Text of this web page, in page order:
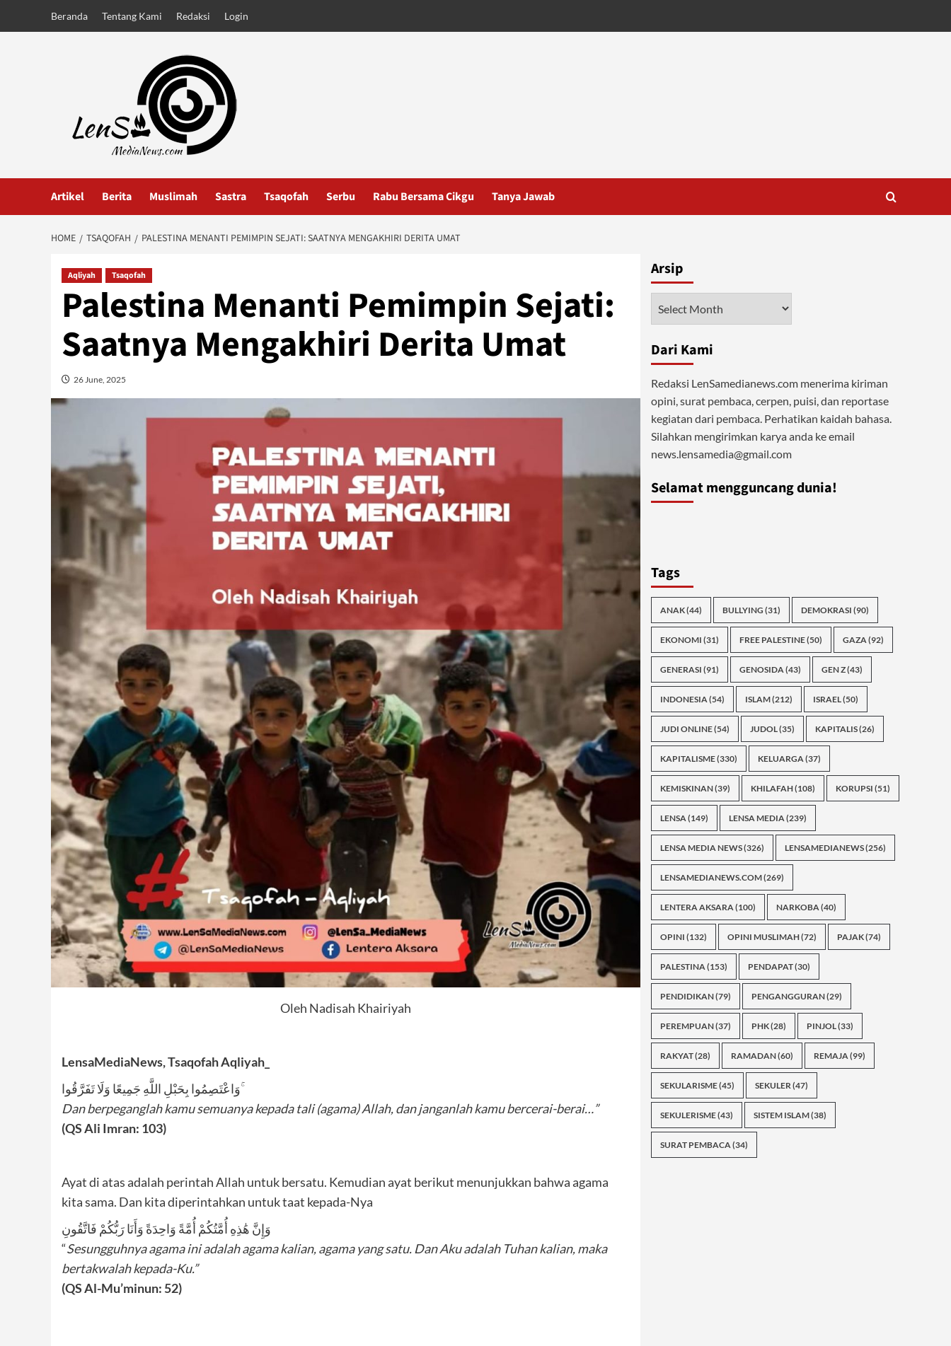
Beranda Tentang Kami Redaksi Login
Artikel Berita Muslimah Sastra Tsaqofah Serbu Rabu Bersama Cikgu Tanya Jawab
HOME TSAQOFAH PALESTINA MENANTI PEMIMPIN SEJATI: SAATNYA MENGAKHIRI DERITA UMAT
Aqliyah Tsaqofah
Palestina Menanti Pemimpin Sejati:
Saatnya Mengakhiri Derita Umat
26 June, 2025
Oleh Nadisah Khairiyah
LensaMediaNews, Tsaqofah Aqliyah_
وَاعْتَصِمُوا بِحَبْلِ اللَّهِ جَمِيعًا وَلَا تَفَرَّقُوا ۚ
Dan berpeganglah kamu semuanya kepada tali (agama) Allah, dan janganlah kamu bercerai-berai…”
(QS Ali Imran: 103)
Ayat di atas adalah perintah Allah untuk bersatu. Kemudian ayat berikut menunjukkan bahwa agama
kita sama. Dan kita diperintahkan untuk taat kepada-Nya
وَإِنَّ هَٰذِهِ أُمَّتُكُمْ أُمَّةً وَاحِدَةً وَأَنَا رَبُّكُمْ فَاتَّقُونِ
“Sesungguhnya agama ini adalah agama kalian, agama yang satu. Dan Aku adalah Tuhan kalian, maka
bertakwalah kepada-Ku.”
(QS Al-Mu’minun: 52)
Arsip
Dari Kami
Redaksi LenSamedianews.com menerima kiriman
opini, surat pembaca, cerpen, puisi, dan reportase
kegiatan dari pembaca. Perhatikan kaidah bahasa.
Silahkan mengirimkan karya anda ke email
news.lensamedia@gmail.com
Selamat mengguncang dunia!
Tags
ANAK(44) BULLYING (31) DEMOKRASI (90)
EKONOMI (31) FREE PALESTINE(50) GAZA(92)
GENERASI (91) GENOSIDA(43) GEN Z(43)
INDONESIA(54) ISLAM(212) ISRAEL(50)
JUDI ONLINE(54) JUDOL(35) KAPITALIS(26)
KAPITALISME(330) KELUARGA(37)
KEMISKINAN(39) KHILAFAH(108) KORUPSI (51)
LENSA(149) LENSA MEDIA(239)
LENSA MEDIA NEWS(326) LENSAMEDIANEWS(256)
LENSAMEDIANEWS.COM(269)
LENTERA AKSARA(100) NARKOBA(40)
OPINI (132) OPINI MUSLIMAH(72) PAJAK(74)
PALESTINA(153) PENDAPAT(30)
PENDIDIKAN(79) PENGANGGURAN(29)
PEREMPUAN(37) PHK(28) PINJOL(33)
RAKYAT(28) RAMADAN(60) REMAJA(99)
SEKULARISME(45) SEKULER(47)
SEKULERISME(43) SISTEM ISLAM(38)
SURAT PEMBACA(34)